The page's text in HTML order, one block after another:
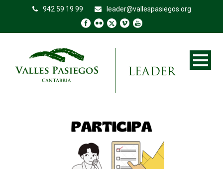
942 59 19 99 leader@vallespasiegos.org